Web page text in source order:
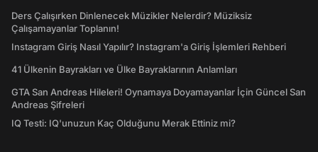
Ders Çalışırken Dinlenecek Müzikler Nelerdir? Müziksiz
Çalışamayanlar Toplanın!
Instagram Giriş Nasıl Yapılır? Instagram'a Giriş İşlemleri Rehberi
41 Ülkenin Bayrakları ve Ülke Bayraklarının Anlamları
GTA San Andreas Hileleri! Oynamaya Doyamayanlar İçin Güncel San
Andreas Şifreleri
IQ Testi: IQ'unuzun Kaç Olduğunu Merak Ettiniz mi?